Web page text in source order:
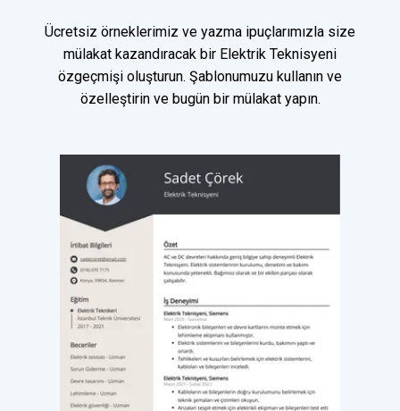
Ücretsiz örneklerimiz ve yazma ipuçlarımızla size
mülakat kazandıracak bir Elektrik Teknisyeni
özgeçmişi oluşturun. Şablonumuzu kullanın ve
özelleştirin ve bugün bir mülakat yapın.